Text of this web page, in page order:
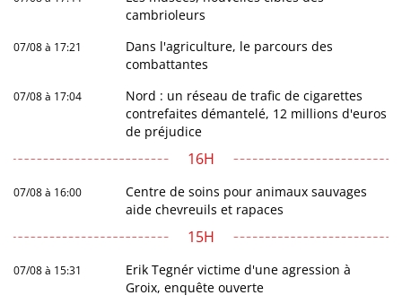
cambrioleurs
07/08 à 17:21
Dans l'agriculture, le parcours des
combattantes
07/08 à 17:04
Nord : un réseau de trafic de cigarettes
contrefaites démantelé, 12 millions d'euros
de préjudice
16H
07/08 à 16:00
Centre de soins pour animaux sauvages
aide chevreuils et rapaces
15H
07/08 à 15:31
Erik Tegnér victime d'une agression à
Groix, enquête ouverte